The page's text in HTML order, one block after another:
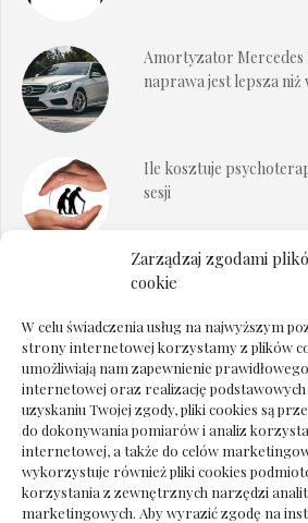
Zarządzaj zgodami
cookie
W celu świadczenia usług na najwyższym
strony internetowej korzystamy z plików
umożliwiają nam zapewnienie
internetowej oraz realizację podstawowych
uzyskaniu Twojej zgody, pliki cookies są
do dokonywania pomiarów i analiz
internetowej, a także do celów
wykorzystuje również pliki cookies
korzystania z zewnętrznych narzędzi
marketingowych. Aby wyrazić zgodę na
Amortyzator Mercedes
naprawa jest lepsza niż
Ile kosztuje
sesji
Dokumenty do odbioru
Deska podłogowa do
pośpiechu